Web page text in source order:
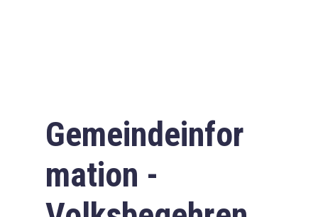
Gemeindeinfor
mation -